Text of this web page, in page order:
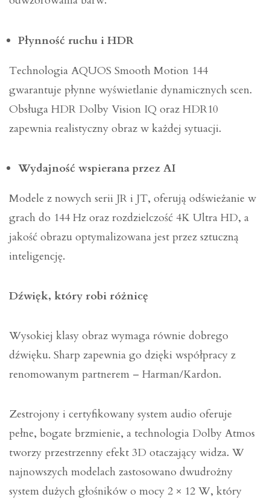
Płynność ruchu i HDR
Technologia AQUOS Smooth Motion 144
gwarantuje płynne wyświetlanie dynamicznych scen.
Obsługa HDR Dolby Vision IQ oraz HDR10
zapewnia realistyczny obraz w każdej sytuacji.
Wydajność wspierana przez AI
Modele z nowych serii JR i JT, oferują odświeżanie w
grach do 144 Hz oraz rozdzielczość 4K Ultra HD, a
jakość obrazu optymalizowana jest przez sztuczną
inteligencję.
Dźwięk, który robi różnicę
Wysokiej klasy obraz wymaga równie dobrego
dźwięku. Sharp zapewnia go dzięki współpracy z
renomowanym partnerem – Harman/Kardon.
Zestrojony i certyfikowany system audio oferuje
pełne, bogate brzmienie, a technologia Dolby Atmos
tworzy przestrzenny efekt 3D otaczający widza. W
najnowszych modelach zastosowano dwudrożny
system dużych głośników o mocy 2 × 12 W, który